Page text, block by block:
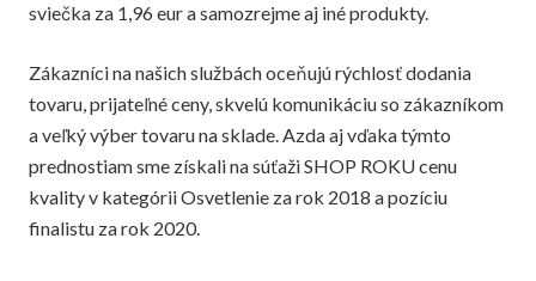
sviečka za 1,96 eur a samozrejme aj iné produkty.
Zákazníci na našich službách oceňujú rýchlosť dodania
tovaru, prijateľné ceny, skvelú komunikáciu so zákazníkom
a veľký výber tovaru na sklade. Azda aj vďaka týmto
prednostiam sme získali na súťaži SHOP ROKU cenu
kvality v kategórii Osvetlenie za rok 2018 a pozíciu
finalistu za rok 2020.